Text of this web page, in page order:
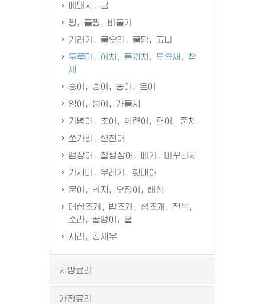
메돼지, 곰
꿩, 들꿩, 비둘기
기러기, 물오리, 물닭, 고니
두루미, 어치, 물까치, 도요새, 참
새
숭어, 송어, 농어, 은어
잉어, 붕어, 가물치
기념어, 초어, 화련어, 편어, 준치
쏘가리, 산천어
뱀장어, 칠성장어, 메기, 미꾸라지
가재미, 우레기, 횟대어
문어, 낙지, 오징어, 해삼
대합조개, 밥조개, 섭조개, 전복,
소라, 골뱅이, 굴
자라, 강새우
지방료리
가정료리